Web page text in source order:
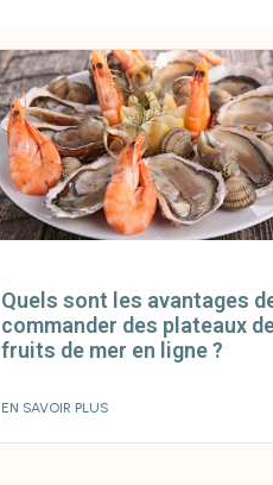
Quels sont les avantages
commander des plateaux
fruits de mer en ligne ?
EN SAVOIR PLUS